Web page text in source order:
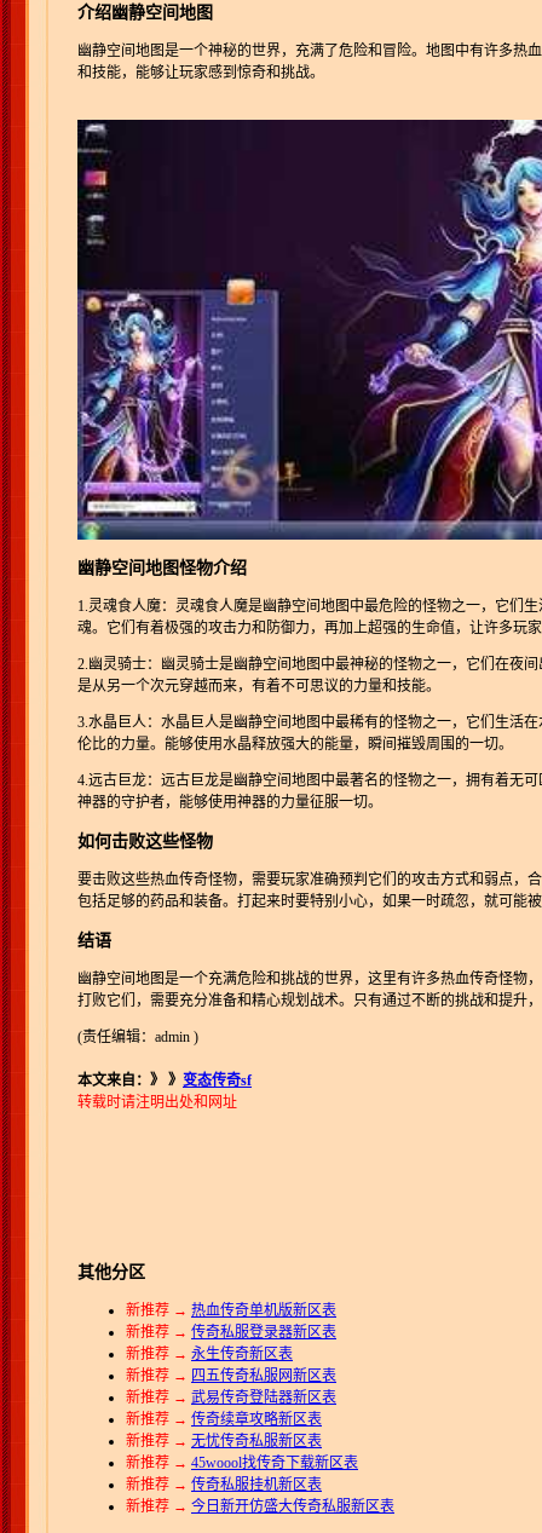
介绍幽静空间地图
幽静空间地图是一个神秘的世界，充满了危险和冒险。地图中有许多热
和技能，能够让玩家感到惊奇和挑战。
幽静空间地图怪物介绍
1.灵魂食人魔：灵魂食人魔是幽静空间地图中最危险的怪物之一，它们
魂。它们有着极强的攻击力和防御力，再加上超强的生命值，让许多玩
2.幽灵骑士：幽灵骑士是幽静空间地图中最神秘的怪物之一，它们在夜
是从另一个次元穿越而来，有着不可思议的力量和技能。
3.水晶巨人：水晶巨人是幽静空间地图中最稀有的怪物之一，它们生活
伦比的力量。能够使用水晶释放强大的能量，瞬间摧毁周围的一切。
4.远古巨龙：远古巨龙是幽静空间地图中最著名的怪物之一，拥有着无
神器的守护者，能够使用神器的力量征服一切。
如何击败这些怪物
要击败这些热血传奇怪物，需要玩家准确预判它们的攻击方式和弱点，
包括足够的药品和装备。打起来时要特别小心，如果一时疏忽，就可能
结语
幽静空间地图是一个充满危险和挑战的世界，这里有许多热血传奇怪物
打败它们，需要充分准备和精心规划战术。只有通过不断的挑战和提升
(责任编辑：admin )
本文来自：》 》 变态传奇sf
转载时请注明出处和网址
其他分区
新推荐 → 热血传奇单机版新区表
新推荐 → 传奇私服登录器新区表
新推荐 → 永生传奇新区表
新推荐 → 四五传奇私服网新区表
新推荐 → 武易传奇登陆器新区表
新推荐 → 传奇续章攻略新区表
新推荐 → 无忧传奇私服新区表
新推荐 → 45woool找传奇下载新区表
新推荐 → 传奇私服挂机新区表
新推荐 → 今日新开仿盛大传奇私服新区表